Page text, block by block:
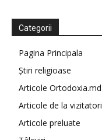
Categorii
Pagina Principala
Știri religioase
Articole Ortodoxia.md
Articole de la vizitatori
Articole preluate